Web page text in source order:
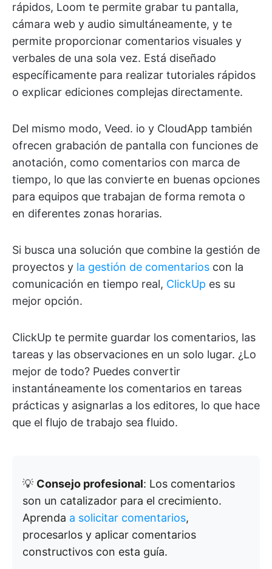
rápidos, Loom te permite grabar tu pantalla,
cámara web y audio simultáneamente, y te
permite proporcionar comentarios visuales y
verbales de una sola vez. Está diseñado
específicamente para realizar tutoriales rápidos
o explicar ediciones complejas directamente.
Del mismo modo, Veed. io y CloudApp también
ofrecen grabación de pantalla con funciones de
anotación, como comentarios con marca de
tiempo, lo que las convierte en buenas opciones
para equipos que trabajan de forma remota o
en diferentes zonas horarias.
Si busca una solución que combine la gestión de
proyectos y la gestión de comentarios con la
comunicación en tiempo real, ClickUp es su
mejor opción.
ClickUp te permite guardar los comentarios, las
tareas y las observaciones en un solo lugar. ¿Lo
mejor de todo? Puedes convertir
instantáneamente los comentarios en tareas
prácticas y asignarlas a los editores, lo que hace
que el flujo de trabajo sea fluido.
💡 Consejo profesional: Los comentarios
son un catalizador para el crecimiento.
Aprenda a solicitar comentarios,
procesarlos y aplicar comentarios
constructivos con esta guía.